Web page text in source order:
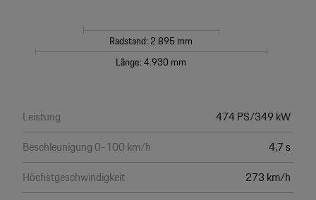
Radstand: 2.895 mm
Länge: 4.930 mm
Leistung
474 PS/349 kW
Beschleunigung 0-100 km/h
4,7 s
Höchstgeschwindigkeit
273 km/h